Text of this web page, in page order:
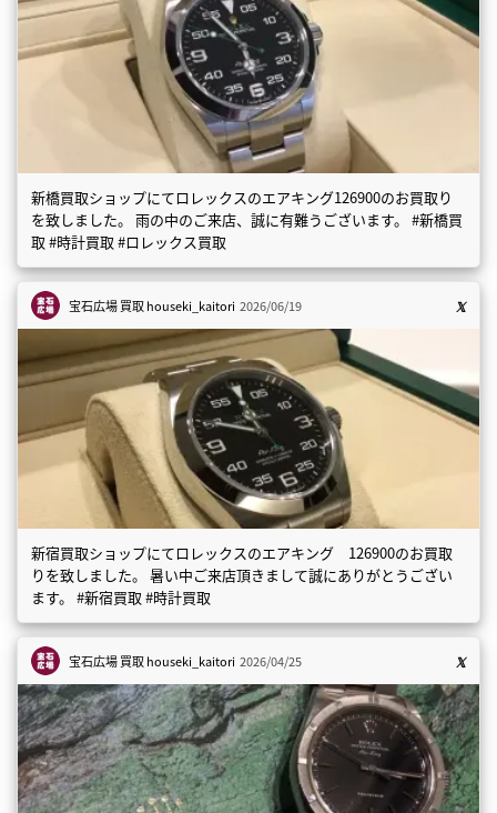
新橋買取ショップにてロレックスのエアキング126900のお買取り
を致しました。 雨の中のご来店、誠に有難うございます。 #新橋買
取 #時計買取 #ロレックス買取
宝石広場 買取houseki_kaitori 2026/06/19
新宿買取ショップにてロレックスのエアキング 126900のお買取
りを致しました。 暑い中ご来店頂きまして誠にありがとうござい
ます。 #新宿買取 #時計買取
宝石広場 買取houseki_kaitori 2026/04/25